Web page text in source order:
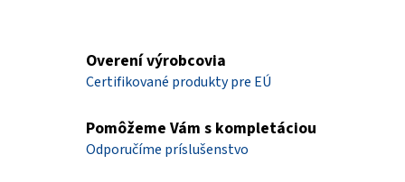
Overení výrobcovia
Certifikované produkty pre EÚ
Pomôžeme Vám s kompletáciou
Odporučíme príslušenstvo